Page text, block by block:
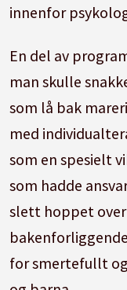
innenfor
En del av
man skulle
som lå bak
med
som en spesielt
som hadde
slett hoppet over
for smertefullt